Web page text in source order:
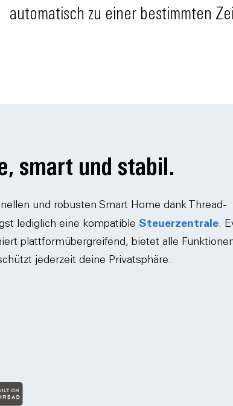
automatisch zu einer bestimmten
smart und stabil.
und robusten Smart Home dank Thread-
lediglich eine kompatible Steuerzentrale.
plattformübergreifend, bietet alle
jederzeit deine Privatsphäre.